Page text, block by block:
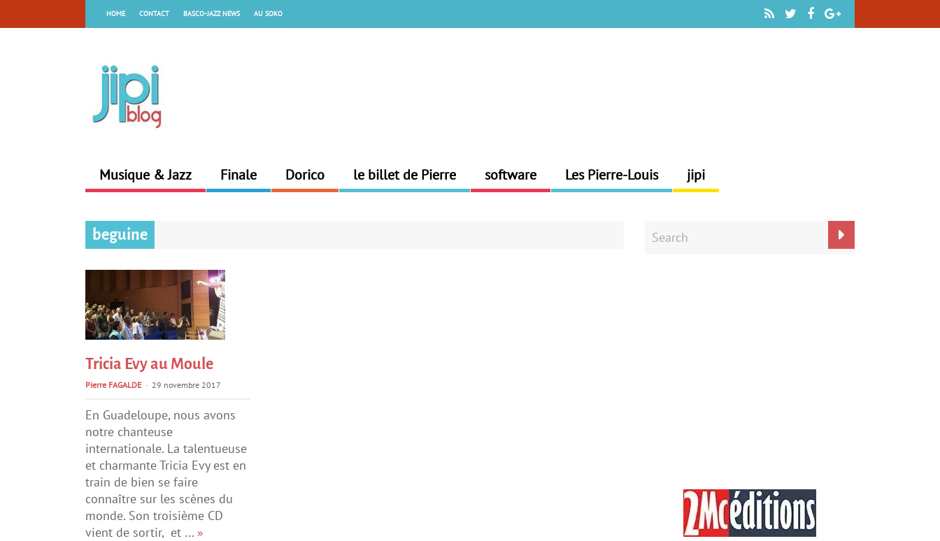
HOME CONTACT BASCO-JAZZ NEWS AU SOKO
Musique & Jazz Finale Dorico le billet de Pierre software Les Pierre-Louis jipi
beguine
Tricia Evy au Moule
Pierre FAGALDE 29 novembre 2017
En Guadeloupe, nous avons
notre chanteuse
internationale. La talentueuse
et charmante Tricia Evy est en
train de bien se faire
connaître sur les scènes du
monde. Son troisième CD
vient de sortir, et ... »